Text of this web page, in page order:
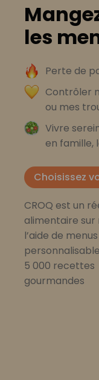
les
Perte de
Contrôler
ou mes
Vivre
en famille,
Choisissez
CROQ est un
alimentaire sur
l’aide de menus
5 000 recettes
gourmandes